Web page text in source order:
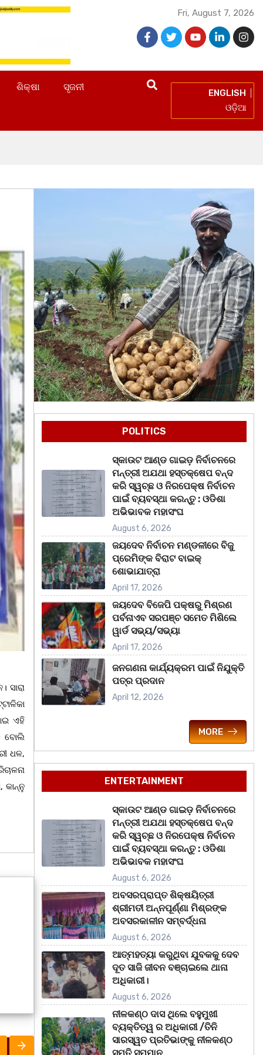
Fri, August 7, 2026
ଶିକ୍ଷା ସୃଜନୀ
ENGLISH
ଓଡ଼ିଆ
ସାରା
ଏହି
ବୋଲି
ଧଳ,
POLITICS
ସ୍କାଉଟ ଆଣ୍ଡ ଗାଇଡ଼ ନିର୍ବାଚନରେ
ମନ୍ତ୍ରୀ ଅଯଥା ହସ୍ତକ୍ଷେପ ବନ୍ଦ
କରି ସ୍ୱଚ୍ଛ ଓ ନିରପେକ୍ଷ ନିର୍ବାଚନ
ପାଇଁ ବ୍ୟବସ୍ଥା କରନ୍ତୁ : ଓଡିଶା
ଅଭିଭାବକ ମହାସଂଘ
August 6, 2026
ଜୟଦେବ ନିର୍ବାଚନ ମଣ୍ଡଳୀରେ ବିଜୁ
ପ୍ରେମିଙ୍କ ବିରାଟ ବାଇକ୍
ଶୋଭାଯାତ୍ରା
April 17, 2026
ଜୟଦେବ ବିଜେପି ପକ୍ଷରୁ ମିଶ୍ରଣ
ପର୍ବନାଏବ ସରପଞ୍ଚ ସମେତ ମିଶିଲେ
ୱାର୍ଡ ସଭ୍ୟ/ସଭ୍ୟା
April 17, 2026
ଜନଗଣନା କାର୍ଯ୍ୟକ୍ରମ ପାଇଁ ନିଯୁକ୍ତି
ପତ୍ର ପ୍ରଦାନ
April 12, 2026
MORE
ENTERTAINMENT
ସ୍କାଉଟ ଆଣ୍ଡ ଗାଇଡ଼ ନିର୍ବାଚନରେ
ମନ୍ତ୍ରୀ ଅଯଥା ହସ୍ତକ୍ଷେପ ବନ୍ଦ
କରି ସ୍ୱଚ୍ଛ ଓ ନିରପେକ୍ଷ ନିର୍ବାଚନ
ପାଇଁ ବ୍ୟବସ୍ଥା କରନ୍ତୁ : ଓଡିଶା
ଅଭିଭାବକ ମହାସଂଘ
August 6, 2026
ଅବସରପ୍ରାପ୍ତ ଶିକ୍ଷୟିତ୍ରୀ
ଶ୍ରୀମତୀ ଅନ୍ନପୂର୍ଣ୍ଣା ମିଶ୍ରଙ୍କ
ଅବସରକାଳୀନ ସମ୍ବର୍ଦ୍ଧନା
August 6, 2026
ଆତ୍ମହତ୍ୟା କରୁଥିବା ଯୁବକକୁ ଦେବ
ଦୂତ ସାଜି ଜୀବନ ବଞ୍ଚାଇଲେ ଥାନା
ଅଧିକାରୀ।
August 6, 2026
ନୀଳକଣ୍ଠ ଦାସ ଥିଲେ ବହୁମୁଖୀ
ବ୍ୟକ୍ତିତ୍ୱ ର ଅଧିକାରୀ /ତିନି
ସାରସ୍ୱତ ପ୍ରତିଭାଙ୍କୁ ନୀଳକଣ୍ଠ